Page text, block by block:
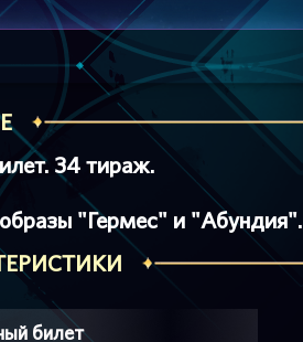
34 тираж.
"Гермес" и "Абундия".
билет